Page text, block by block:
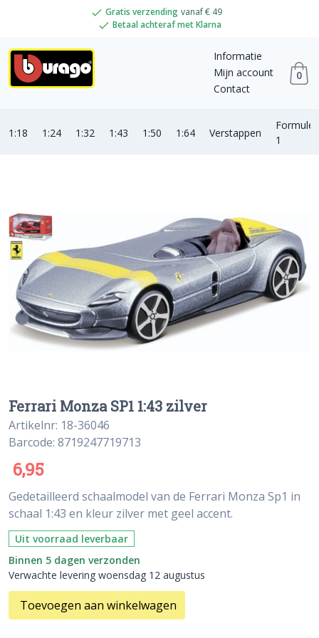
Gratis verzending vanaf € 49
Betaal achteraf met Klarna
Informatie
Mijn account
Contact
0
1:18 1:24 1:32 1:43 1:50 1:64 Verstappen
Formule
1
Ferrari Monza SP1 1:43 zilver
Artikelnr: 18-36046
Barcode: 8719247719713
6,95
Gedetailleerd schaalmodel van de Ferrari Monza Sp1 in
schaal 1:43 en kleur zilver met geel accent.
Uit voorraad leverbaar
Binnen 5 dagen verzonden
Verwachte levering woensdag 12 augustus
Toevoegen aan winkelwagen